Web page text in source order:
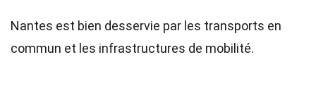
Nantes est bien desservie par les transports en
commun et les infrastructures de mobilité.